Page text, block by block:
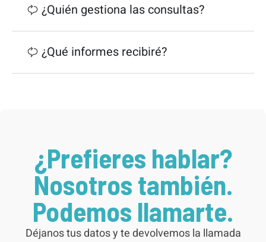
¿Quién gestiona las consultas?
¿Qué informes recibiré?
¿Prefieres hablar?
Nosotros también.
Podemos llamarte.
Déjanos tus datos y te devolvemos la llamada